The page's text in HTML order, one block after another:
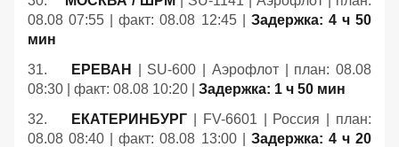
08.08 07:55 | факт: 08.08 12:45 | Задержка: 4 ч 50
мин
31.
ЕРЕВАН
| SU-600 | Аэрофлот | план: 08.08
08:30 | факт: 08.08 10:20 | Задержка: 1 ч 50 мин
32.
ЕКАТЕРИНБУРГ | FV-6601 | Россия | план:
08.08 08:40 | факт: 08.08 13:00 | Задержка: 4 ч 20